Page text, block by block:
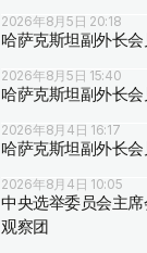
2026年8月5日 20:18
哈萨克斯坦副外长
2026年8月5日 15:40
哈萨克斯坦副外长
2026年8月4日 16:17
哈萨克斯坦副外长
2026年8月4日 10:05
中央选举委员会主
观察团